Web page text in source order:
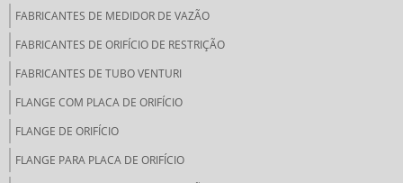
FABRICANTES DE MEDIDOR DE VAZÃO
FABRICANTES DE ORIFÍCIO DE RESTRIÇÃO
FABRICANTES DE TUBO VENTURI
FLANGE COM PLACA DE ORIFÍCIO
FLANGE DE ORIFÍCIO
FLANGE PARA PLACA DE ORIFÍCIO